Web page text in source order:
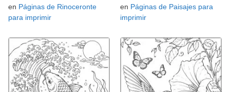
en Páginas de Rinoceronte
para imprimir
en Páginas de Paisajes para
imprimir